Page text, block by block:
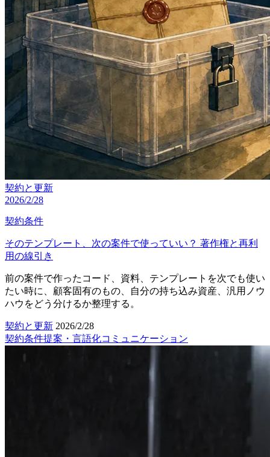
契約と更新
2026/2/28
契約条件
そのテンプレート、次の案件で使っていい？ 著作権と再利
用の線引き
前の案件で作ったコード、資料、テンプレートを次でも使い
たい時に、顧客固有のもの、自分の持ち込み資産、汎用ノウ
ハウをどう分けるか整理する。
契約と更新 2026/2/28
契約条件提案・言語化コミュニケーション